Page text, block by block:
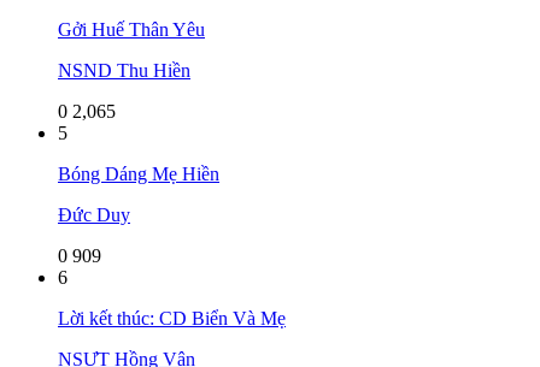
Gởi Huế Thân Yêu
NSND Thu Hiền
0 2,065
5
Bóng Dáng Mẹ Hiền
Đức Duy
0 909
6
Lời kết thúc: CD Biển Và Mẹ
NSƯT Hồng Vân